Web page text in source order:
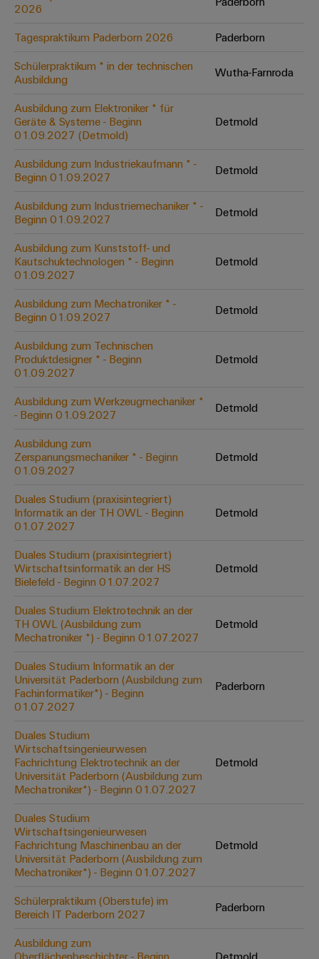
Geräte
Konventionelle
Energieerzeugung
für
bewährte
Energieerzeugung
Maschinenbau
Lösungen
verschiedene
Segmente
Maschinen
und
Fabrikautomation
Öl
&
Gas
Sicherer
Betrieb
vernetzten
Lösungen
die
Prozessindustrie
Mehr
Ressourceneffizienz
durch
Schaltschrankbau
Lösungen
die
Herausforderungen
im
Schienenfahrzeuge
Moderne
und
Lösungen
für
klimafreundliche
Mobilitat
im
Schiffbau
Umfassende
Verbindungslösungen
für
maritime
Industrie
Wasseraufbereitung
und
Dezentrale
Automatisierung
Energiemanagement-
IIoT
Automation
Industrial
Analytics
Industrial
Industrial
IoT
Industrial
Industrial
Service
Platform
easyConnect
Regler
Gerätehersteller
Leiterplattensteckverbinder
&
Leiterplattenklemmen
PCB
Connector
Services
Original
Equipment
Manufacturer
(OEM)
und
Überspannungsschutz
PV
Generatoranschlusskasten
Feldbusverteiler
Automatisierung
Software
I/O-
Systeme
Industrial
Touch-
Engineering-
Visualisierungstools
Energiemessung
und
Smart
Metering
Weidmüller
Industrial
Remote
Access
Cloud-
Services
Industrial
Platform
easyConnect
Werkstatt
&
Technischer
Produktkonformität
Engineering
Daten
Produktkataloge
Reparatur
und
Trainings
und
Webinare
Bestellmöglichkeiten
OCI-
EDI-
Schnittstelle
ALLE
SERVICES
Fachpressemeldungen
Pressekontakt
Unsere
Partner
IIoT
and
Automation
Partner
Netzwerk
IIoT
Automation
Solution
Partner
finden
Partner
Systemintegratoren
Messen
&
Globale
Messen
&
Events
Ausbildungs-
und
Studienplätze
Veranstaltungen
Aktuelle
Termine
Workshops
Schulklassen
Stellenbörse
Entwicklung
Unser
2026
Tagespraktikum Paderborn 2026
Paderborn
Schülerpraktikum * in der technischen
Ausbildung
Wutha-Farnroda
Ausbildung zum Elektroniker * für
Geräte & Systeme - Beginn
01.09.2027 (Detmold)
Detmold
Ausbildung zum Industriekaufmann * -
Beginn 01.09.2027
Detmold
Ausbildung zum Industriemechaniker * -
Beginn 01.09.2027
Detmold
Ausbildung zum Kunststoff- und
Kautschuktechnologen * - Beginn
01.09.2027
Detmold
Ausbildung zum Mechatroniker * -
Beginn 01.09.2027
Detmold
Ausbildung zum Technischen
Produktdesigner * - Beginn
01.09.2027
Detmold
Ausbildung zum Werkzeugmechaniker *
- Beginn 01.09.2027
Detmold
Ausbildung zum
Zerspanungsmechaniker * - Beginn
01.09.2027
Detmold
Duales Studium (praxisintegriert)
Informatik an der TH OWL - Beginn
01.07.2027
Detmold
Duales Studium (praxisintegriert)
Wirtschaftsinformatik an der HS
Bielefeld - Beginn 01.07.2027
Detmold
Duales Studium Elektrotechnik an der
TH OWL (Ausbildung zum
Mechatroniker *) - Beginn 01.07.2027
Detmold
Duales Studium Informatik an der
Universität Paderborn (Ausbildung zum
Fachinformatiker*) - Beginn
01.07.2027
Paderborn
Duales Studium
Wirtschaftsingenieurwesen
Fachrichtung Elektrotechnik an der
Universität Paderborn (Ausbildung zum
Mechatroniker*) - Beginn 01.07.2027
Detmold
Duales Studium
Wirtschaftsingenieurwesen
Fachrichtung Maschinenbau an der
Universität Paderborn (Ausbildung zum
Mechatroniker*) - Beginn 01.07.2027
Detmold
Schülerpraktikum (Oberstufe) im
Bereich IT Paderborn 2027
Paderborn
Ausbildung zum